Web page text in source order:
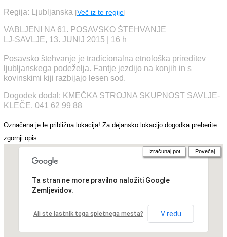
Regija: Ljubljanska [Več iz te regije]
VABLJENI NA 61. POSAVSKO ŠTEHVANJE
LJ-SAVLJE, 13. JUNIJ 2015 | 16 h
Posavsko štehvanje je tradicionalna etnološka prireditev
ljubljanskega podeželja. Fantje jezdijo na konjih in s
kovinskimi kiji razbijajo lesen sod.
Dogodek dodal: KMEČKA STROJNA SKUPNOST SAVLJE-
KLEČE, 041 62 99 88
Označena je le približna lokacija! Za dejansko lokacijo dogodka preberite
zgornji opis.
Ta stran ne more pravilno naložiti Google
Zemljevidov.
Ali ste lastnik tega spletnega mesta? V redu
Izračunaj pot Povečaj